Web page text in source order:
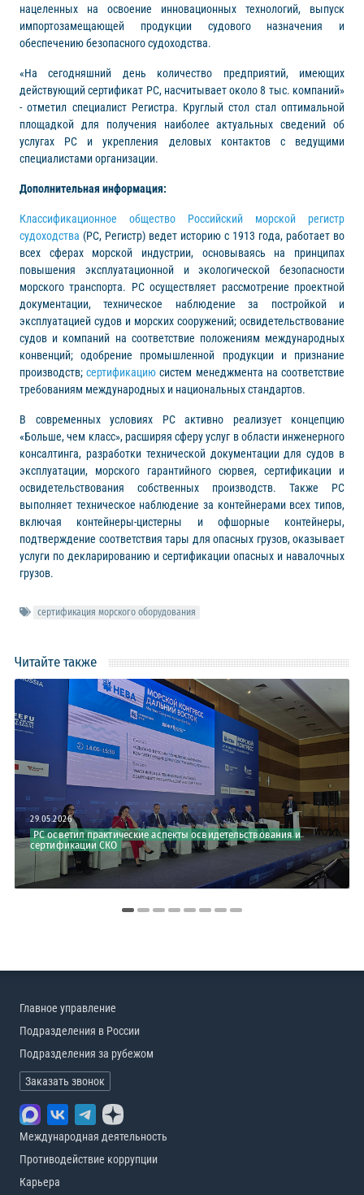
нацеленных на освоение инновационных технологий, выпуск
импортозамещающей продукции судового назначения и
обеспечению безопасного судоходства.
«На сегодняшний день количество предприятий, имеющих
действующий сертификат РС, насчитывает около 8 тыс. компаний»
- отметил специалист Регистра. Круглый стол стал оптимальной
площадкой для получения наиболее актуальных сведений об
услугах РС и укрепления деловых контактов с ведущими
специалистами организации.
Дополнительная информация:
Классификационное общество Российский морской регистр
судоходства (РС, Регистр) ведет историю с 1913 года, работает во
всех сферах морской индустрии, основываясь на принципах
повышения эксплуатационной и экологической безопасности
морского транспорта. РС осуществляет рассмотрение проектной
документации, техническое наблюдение за постройкой и
эксплуатацией судов и морских сооружений; освидетельствование
судов и компаний на соответствие положениям международных
конвенций; одобрение промышленной продукции и признание
производств;сертификацию систем менеджмента на соответствие
требованиям международных и национальных стандартов.
В современных условиях РС активно реализует концепцию
«Больше, чем класс», расширяя сферу услуг в области инженерного
консалтинга, разработки технической документации для судов в
эксплуатации, морского гарантийного сюрвея, сертификации и
освидетельствования собственных производств. Также РС
выполняет техническое наблюдение за контейнерами всех типов,
включая контейнеры-цистерны и офшорные контейнеры,
подтверждение соответствия тары для опасных грузов, оказывает
услуги по декларированию и сертификации опасных и навалочных
грузов.
сертификация морского оборудования
Читайте также
29.05.2026
РС осветил практические аспекты освидетельствования и
сертификации СКО
20.02.2026
РС осуществил трансфер сертификации СМК компании «НАВИС»
Главное управление
Подразделения в России
Подразделения за рубежом
Заказать звонок
Международная деятельность
Противодействие коррупции
Карьера